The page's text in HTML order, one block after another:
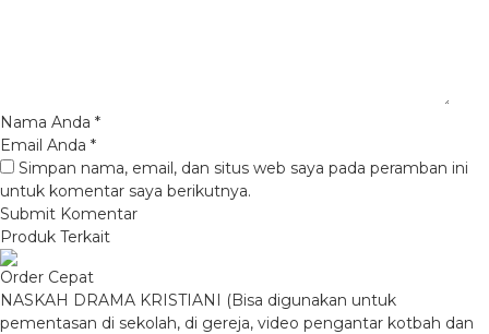
Nama Anda *
Email Anda *
Simpan nama, email, dan situs web saya pada peramban ini
untuk komentar saya berikutnya.
Produk Terkait
Order Cepat
NASKAH DRAMA KRISTIANI (Bisa digunakan untuk
pementasan di sekolah, di gereja, video pengantar kotbah dan